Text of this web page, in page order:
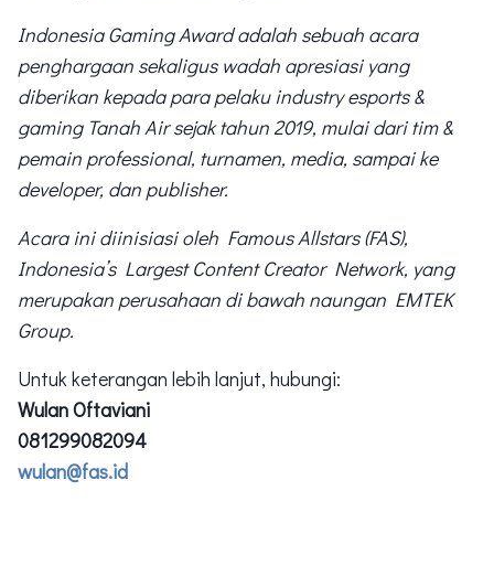
Indonesia Gaming Award adalah sebuah acara
penghargaan sekaligus wadah apresiasi yang
diberikan kepada para pelaku industry esports &
gaming Tanah Air sejak tahun 2019, mulai dari tim &
pemain professional, turnamen, media, sampai ke
developer, dan publisher.
Acara ini diinisiasi oleh Famous Allstars (FAS),
Indonesia’s Largest Content Creator Network, yang
merupakan perusahaan di bawah naungan EMTEK
Group.
Untuk keterangan lebih lanjut, hubungi:
Wulan Oftaviani
081299082094
wulan@fas.id